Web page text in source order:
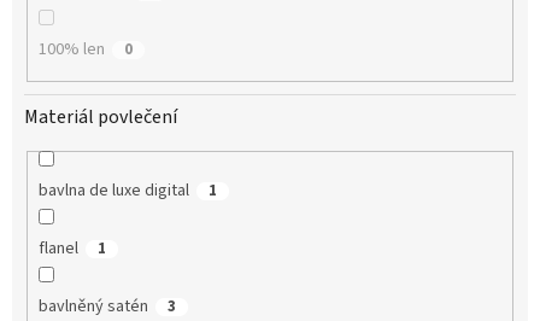
100% len 0
Materiál povlečení
bavlna de luxe digital 1
flanel 1
bavlněný satén 3